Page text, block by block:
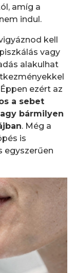
amíg a
indul.
kell
vagy
alakulhat
ezért az
a sebet
bármilyen
. Még a
is
egyszerűen